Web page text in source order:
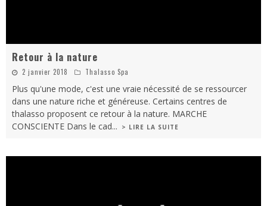
Retour à la nature
2 janvier 2018 Thalasso Spa
Plus qu'une mode, c'est une vraie nécessité de se ressourcer
dans une nature riche et généreuse. Certains centres de
thalasso proposent ce retour à la nature. MARCHE
CONSCIENTE Dans le cad... > LIRE LA SUITE